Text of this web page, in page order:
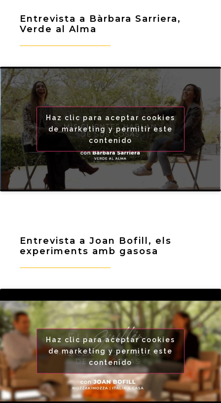
Entrevista a Bàrbara Sarriera,
Verde al Alma
Haz clic para aceptar cookies
de marketing y permitir este
contenido
Haz clic para aceptar cookies
de marketing y permitir este
contenido
Entrevista a Joan Bofill, els
experiments amb gasosa